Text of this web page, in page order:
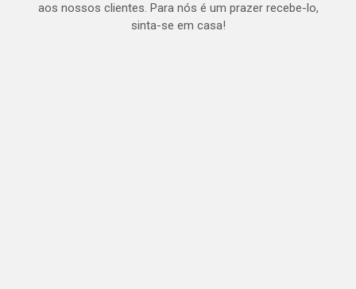
aos nossos clientes. Para nós é um prazer recebe-lo,
sinta-se em casa!